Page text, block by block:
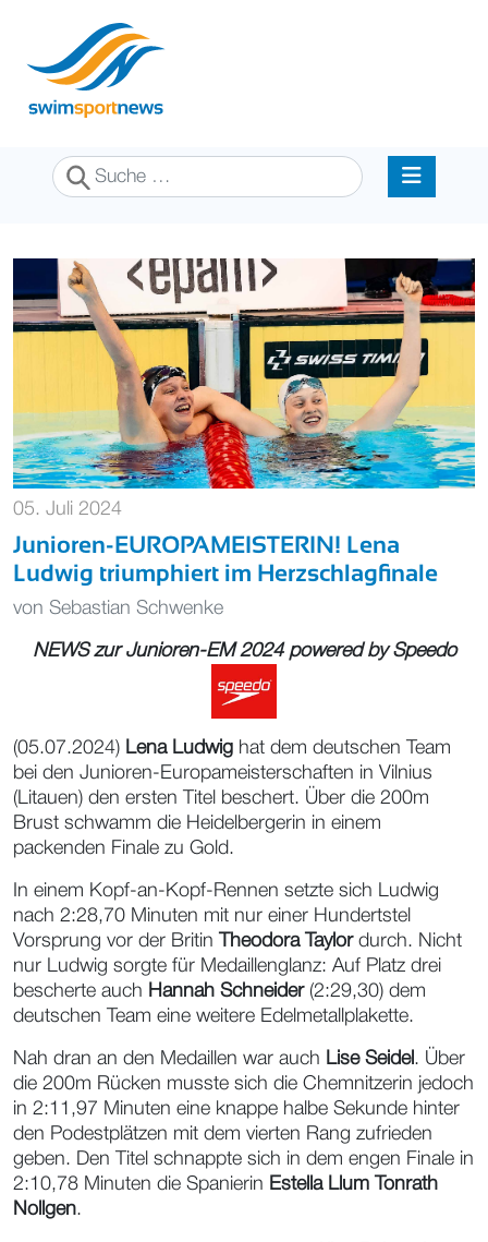
Suchen
05. Juli 2024
Junioren-EUROPAMEISTERIN! Lena
Ludwig triumphiert im Herzschlagfinale
von Sebastian Schwenke
NEWS zur Junioren-EM 2024 powered by Speedo
(05.07.2024) Lena Ludwig hat dem deutschen Team
bei den Junioren-Europameisterschaften in Vilnius
(Litauen) den ersten Titel beschert. Über die 200m
Brust schwamm die Heidelbergerin in einem
packenden Finale zu Gold.
In einem Kopf-an-Kopf-Rennen setzte sich Ludwig
nach 2:28,70 Minuten mit nur einer Hundertstel
Vorsprung vor der Britin Theodora Taylordurch. Nicht
nur Ludwig sorgte für Medaillenglanz: Auf Platz drei
bescherte auch Hannah Schneider(2:29,30) dem
deutschen Team eine weitere Edelmetallplakette.
Nah dran an den Medaillen war auch Lise Seidel. Über
die 200m Rücken musste sich die Chemnitzerin jedoch
in 2:11,97 Minuten eine knappe halbe Sekunde hinter
den Podestplätzen mit dem vierten Rang zufrieden
geben. Den Titel schnappte sich in dem engen Finale in
2:10,78 Minuten die Spanierin Estella Llum Tonrath
Nollgen.